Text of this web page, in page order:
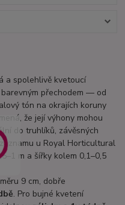
a spolehlivě kvetoucí
přechodem — od
tón na okrajích koruny
že její výhony mohou
do truhlíků, závěsných
u Royal Horticultural
m a šířky kolem 0,1–0,5
9 cm, dobře
. Pro bujné kvetení